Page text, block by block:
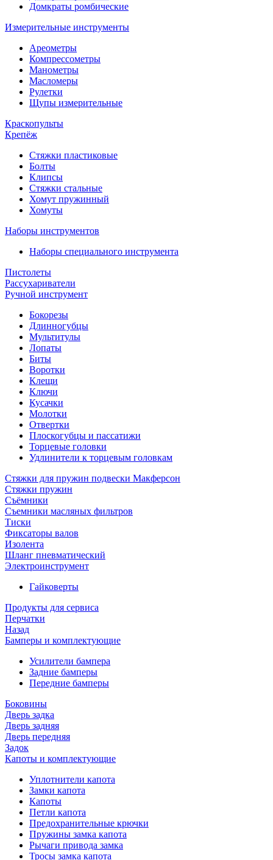
Домкраты ромбические
Измерительные инструменты
Ареометры
Компрессометры
Манометры
Масломеры
Рулетки
Щупы измерительные
Краскопульты
Крепёж
Стяжки пластиковые
Болты
Клипсы
Стяжки стальные
Хомут пружинный
Хомуты
Наборы инструментов
Наборы специального инструмента
Пистолеты
Рассухариватели
Ручной инструмент
Бокорезы
Длинногубцы
Мультитулы
Лопаты
Биты
Воротки
Клещи
Ключи
Кусачки
Молотки
Отвертки
Плоскогубцы и пассатижи
Торцевые головки
Удлинители к торцевым головкам
Стяжки для пружин подвески Макферсон
Стяжки пружин
Съёмники
Съемники масляных фильтров
Тиски
Фиксаторы валов
Изолента
Шланг пневматический
Электроинструмент
Гайковерты
Продукты для сервиса
Перчатки
Назад
Бамперы и комплектующие
Усилители бампера
Задние бамперы
Передние бамперы
Боковины
Дверь задка
Дверь задняя
Дверь передняя
Задок
Капоты и комплектующие
Уплотнители капота
Замки капота
Капоты
Петли капота
Предохранительные крючки
Пружины замка капота
Рычаги привода замка
Тросы замка капота